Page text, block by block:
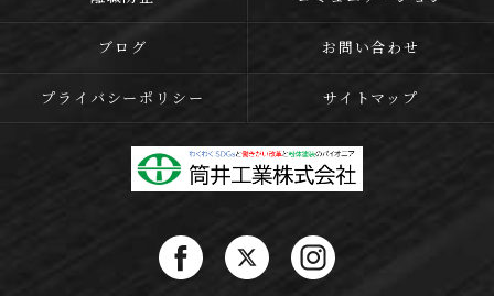
ブログ お問い合わせ
プライバシーポリシー サイトマップ